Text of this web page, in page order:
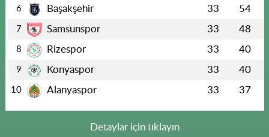
6 Başakşehir 33 54
7 Samsunspor 33 48
8 Rizespor 33 40
9 Konyaspor 33 40
10 Alanyaspor 33 37
Detaylar için tıklayın